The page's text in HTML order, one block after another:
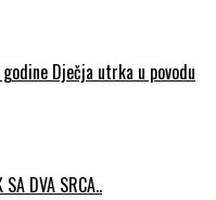
Dječja utrka u povodu
DVA SRCA..